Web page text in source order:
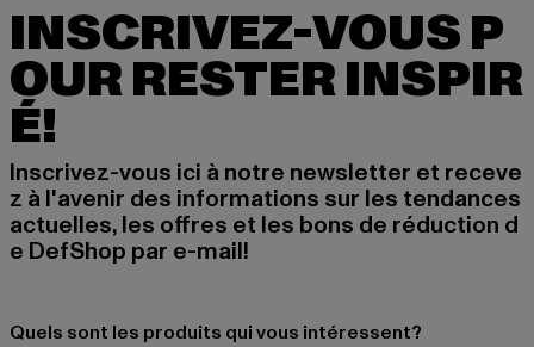
INSCRIVEZ-VOUS P
OUR RESTER INSPIR
É!
Inscrivez-vous ici à notre newsletter et receve
z à l'avenir des informations sur les tendances
actuelles, les offres et les bons de réduction d
e DefShop par e-mail!
Quels sont les produits qui vous intéressent?